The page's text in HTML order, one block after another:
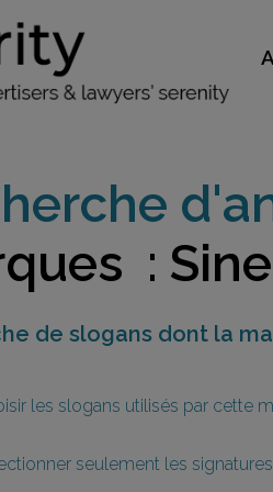
:
de slogans dont la
les slogans utilisés par cette
seulement les